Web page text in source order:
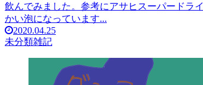
飲んでみました。参考にアサヒスーパードラ
かい泡になっています...
2020.04.25
未分類雑記